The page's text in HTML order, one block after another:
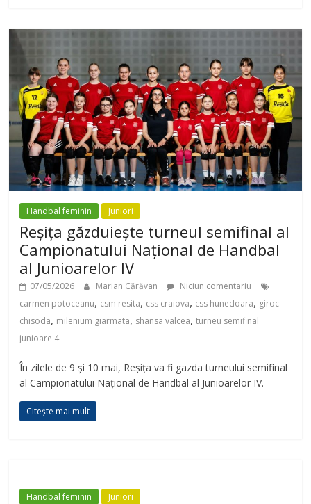
Handbal feminin Juniori
Reșița găzduiește turneul semifinal al
Campionatului Național de Handbal
al Junioarelor IV
07/05/2026 Marian Cărăvan
Niciun comentariu
carmen potoceanu, csm resita, css craiova, css hunedoara, giroc
chisoda, milenium giarmata, shansa valcea,turneu semifinal
junioare 4
În zilele de 9 și 10 mai, Reșița va fi gazda turneului semifinal
al Campionatului Național de Handbal al Junioarelor IV.
Citește mai mult
Handbal feminin Juniori